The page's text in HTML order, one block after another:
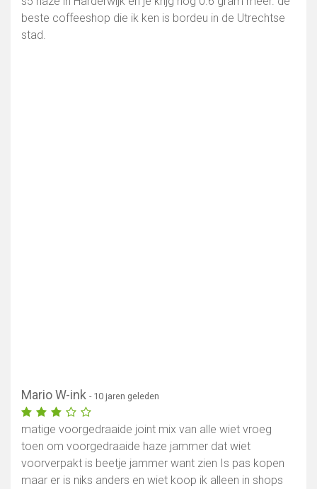
beste coffeeshop die ik ken is bordeu in de Utrechtse
stad.
Mario W-ink - 10 jaren geleden
matige voorgedraaide joint mix van alle wiet vroeg
toen om voorgedraaide haze jammer dat wiet
voorverpakt is beetje jammer want zien Is pas kopen
maar er is niks anders en wiet koop ik alleen in shops